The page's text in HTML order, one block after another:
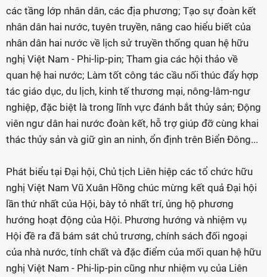
các tầng lớp nhân dân, các địa phương; Tạo sự đoàn kết
nhân dân hai nước, tuyên truyền, nâng cao hiểu biết của
nhân dân hai nước về lịch sử truyền thống quan hệ hữu
nghị Việt Nam - Phi-lip-pin; Tham gia các hội thảo về
quan hệ hai nước; Làm tốt công tác cầu nối thúc đẩy hợp
tác giáo dục, du lịch, kinh tế thương mại, nông-lâm-ngư
nghiệp, đặc biệt là trong lĩnh vực đánh bắt thủy sản; Động
viên ngư dân hai nước đoàn kết, hỗ trợ giúp đỡ cùng khai
thác thủy sản và giữ gìn an ninh, ổn định trên Biển Đông...
Phát biểu tại Đại hội, Chủ tịch Liên hiệp các tổ chức hữu
nghị Việt Nam Vũ Xuân Hồng chúc mừng kết quả Đại hội
lần thứ nhất của Hội, bày tỏ nhất trí, ủng hộ phương
hướng hoạt động của Hội. Phương hướng và nhiệm vụ
Hội đề ra đã bám sát chủ trương, chính sách đối ngoại
của nhà nước, tính chất và đặc điểm của mối quan hệ hữu
nghị Việt Nam - Phi-lip-pin cũng như nhiệm vụ của Liên